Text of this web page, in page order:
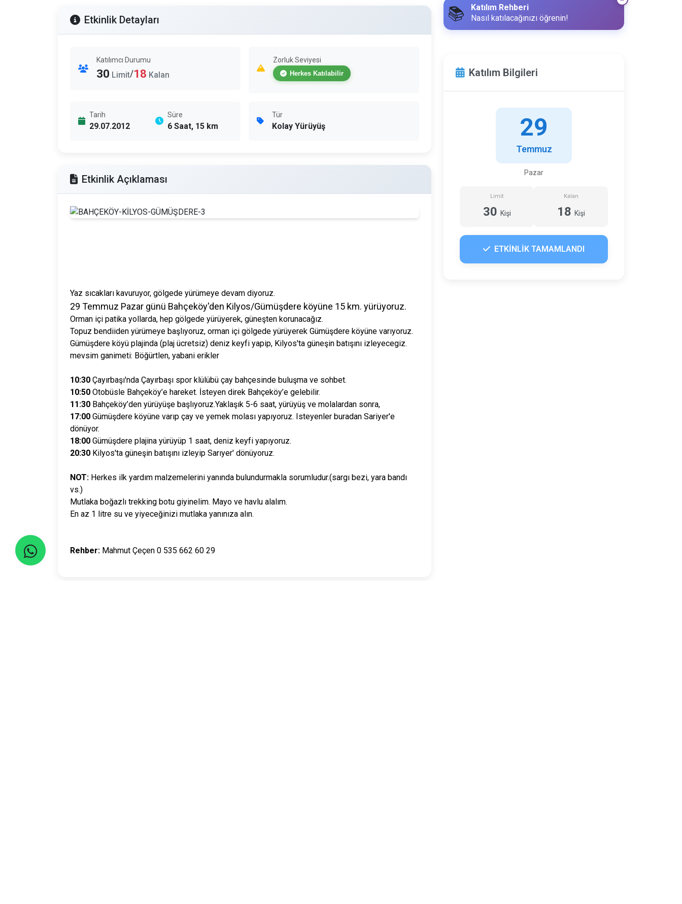
Etkinlik Detayları
Katılımcı Durumu
30 Limit/18 Kalan
Zorluk Seviyesi
Herkes Katılabilir
Tarih
29.07.2012
Süre
6 Saat, 15 km
Tür
Kolay Yürüyüş
Etkinlik Açıklaması
Yaz sıcakları kavuruyor, gölgede yürümeye devam diyoruz.
29 Temmuz Pazar günü Bahçeköy'den Kilyos/Gümüşdere köyüne 15 km. yürüyoruz.
Orman içi patika yollarda, hep gölgede yürüyerek, güneşten korunacağız.
Topuz bendiiden yürümeye başlıyoruz, orman içi gölgede yürüyerek Gümüşdere köyüne varıyoruz.
Gümüşdere köyü plajinda (plaj ücretsiz) deniz keyfi yapip, Kilyos'ta güneşin batışını izleyecegiz.
mevsim ganimeti: Böğürtlen, yabani erikler
10:30 Çayırbaşı'nda Çayırbaşı spor klülübü çay bahçesinde buluşma ve sohbet.
10:50 Otobüsle Bahçeköy’e hareket. İsteyen direk Bahçeköy’e gelebilir.
11:30 Bahçeköy’den yürüyüşe başlıyoruz.Yaklaşık 5-6 saat, yürüyüş ve molalardan sonra,
17:00 Gümüşdere köyüne varıp çay ve yemek molası yapıyoruz. Isteyenler buradan Sariyer'e
dönüyor.
18:00 Gümüşdere plajina yürüyüp 1 saat, deniz keyfi yapıyoruz.
20:30 Kilyos'ta güneşin batışını izleyip Sarıyer' dönüyoruz.
NOT: Herkes ilk yardım malzemelerini yanında bulundurmakla sorumludur.(sargı bezi, yara bandı
vs.)
Mutlaka boğazlı trekking botu giyinelim. Mayo ve havlu alalım.
En az 1 litre su ve yiyeceğinizi mutlaka yanınıza alın.
Rehber: Mahmut Çeçen 0 535 662 60 29
📚
Katılım Rehberi
Nasıl katılacağınızı öğrenin!
Katılım Bilgileri
29
Temmuz
Pazar
Limit
30 Kişi
Kalan
18 Kişi
ETKİNLİK TAMAMLANDI